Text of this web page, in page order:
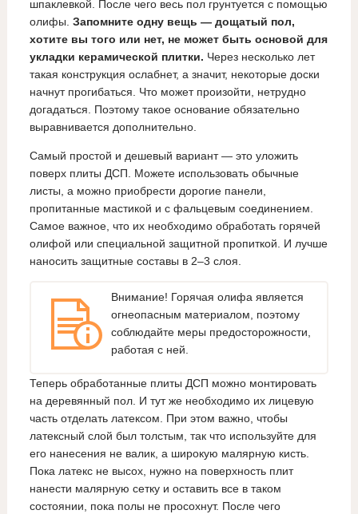
шпаклевкой. После чего весь пол грунтуется с помощью
олифы. Запомните одну вещь — дощатый пол,
хотите вы того или нет, не может быть основой для
укладки керамической плитки. Через несколько лет
такая конструкция ослабнет, а значит, некоторые доски
начнут прогибаться. Что может произойти, нетрудно
догадаться. Поэтому такое основание обязательно
выравнивается дополнительно.
Самый простой и дешевый вариант — это уложить
поверх плиты ДСП. Можете использовать обычные
листы, а можно приобрести дорогие панели,
пропитанные мастикой и с фальцевым соединением.
Самое важное, что их необходимо обработать горячей
олифой или специальной защитной пропиткой. И лучше
наносить защитные составы в 2–3 слоя.
Внимание! Горячая олифа является
огнеопасным материалом, поэтому
соблюдайте меры предосторожности,
работая с ней.
Теперь обработанные плиты ДСП можно монтировать
на деревянный пол. И тут же необходимо их лицевую
часть отделать латексом. При этом важно, чтобы
латексный слой был толстым, так что используйте для
его нанесения не валик, а широкую малярную кисть.
Пока латекс не высох, нужно на поверхность плит
нанести малярную сетку и оставить все в таком
состоянии, пока полы не просохнут. После чего